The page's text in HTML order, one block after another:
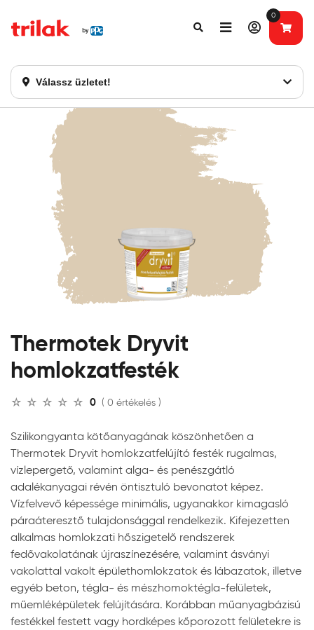
Válassz üzletet!
0
Fontos tájékoztatás!
Thermotek Dryvit
homlokzatfesték
0 ( 0 értékelés )
Szilikongyanta kötőanyagának köszönhetően a
Thermotek Dryvit homlokzatfelújító festék rugalmas,
vízlepergető, valamint alga- és penészgátló
adalékanyagai révén öntisztuló bevonatot képez.
Vízfelvevő képessége minimális, ugyanakkor kimagasló
páraáteresztő tulajdonsággal rendelkezik. Kifejezetten
alkalmas homlokzati hőszigetelő rendszerek
fedővakolatának újraszínezésére, valamint ásványi
vakolattal vakolt épülethomlokzatok és lábazatok, illetve
egyéb beton, tégla- és mészhomoktégla-felületek,
műemléképületek felújítására. Korábban műanyagbázisú
festékkel festett vagy hordképes kőporozott felületekre is